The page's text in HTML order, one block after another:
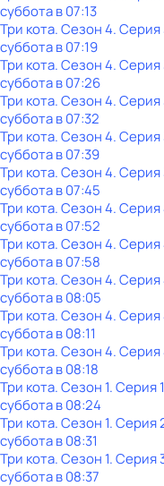
субботав07:13
Три кота. Сезон 4. Серия
субботав07:19
Три кота. Сезон 4. Серия
субботав07:26
Три кота. Сезон 4. Серия
субботав07:32
Три кота. Сезон 4. Серия
субботав07:39
Три кота. Сезон 4. Серия
субботав07:45
Три кота. Сезон 4. Серия
субботав07:52
Три кота. Сезон 4. Серия
субботав07:58
Три кота. Сезон 4. Серия
субботав08:05
Три кота. Сезон 4. Серия
субботав08:11
Три кота. Сезон 4. Серия
субботав08:18
Три кота. Сезон 1. Серия
субботав08:24
Три кота. Сезон 1. Серия
субботав08:31
Три кота. Сезон 1. Серия
субботав08:37